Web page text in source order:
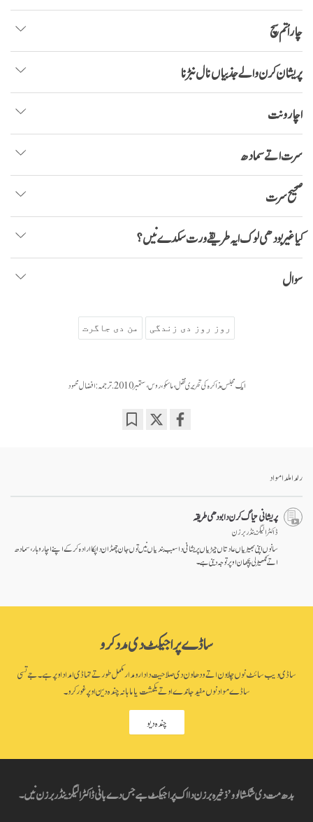
چار اُتم سچ
پریشان کرن والے جذبیاں نال نبڑنا
اچار ونت
سرت اتے سمادھ
صحیح سرت
کیا غیر بودھی لوک ایہ طریقے ورت سکدے نیں؟
سوال
روز روز دی زندگی من دی جاگرت
ایک مجلس مذاکرہ کی تحریری نقل ، ماسکو ، روس ، ستمبر 2010 .ترجمہ: افضال محمود
رلدا ملدا مواد
پریشانی تیاگ کرن دا بودھی طریقہ
ڈاکٹر الیگزینڈر برزن
سانوں اپنی بھیڑیاں عادتاں جیہڑیاں پریشانی دا سبب بندیاں نیں توں جان چھڈان دا پکا ارادہ کر کے اپنے اچار وہار، سمادھ
اتے نکھیڑلی پچھان اوپر توجہ دینی ہے۔
ساڈے پراجیکٹ دی مدد کرو
ساڈی ویب سائٹ نوں چلاون اتے ودھاون دی صلاحیت دا دارومدار مکمل طور تے تہاڈی امداد اوپر ہے۔ جے تسی
ساڈے مواد نوں مفید جاندے او تے یکمشت یا ماہانہ چندہ دین اوپر غور کرو۔
چندہ دیو
بدھ مت دی شکشا لوو’ ذخیرہ برزن دا اک پراجیکٹ ہے جس دے بانی ڈاکٹر الیگزینڈر برزن نیں۔